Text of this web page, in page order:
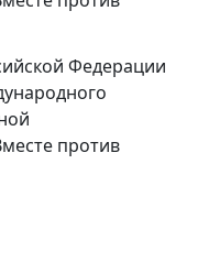
Федерации
против